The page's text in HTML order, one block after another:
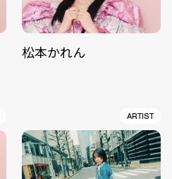
松本かれん
ARTIST